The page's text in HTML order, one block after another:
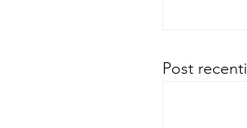
Post recenti